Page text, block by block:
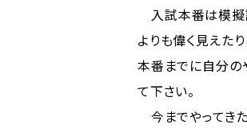
入試本番は模擬
よりも偉く見えた
本番までに自分の
て下さい。
今までやってき